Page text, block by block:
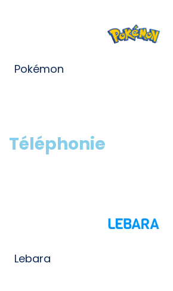
Pokémon
Téléphonie
Lebara